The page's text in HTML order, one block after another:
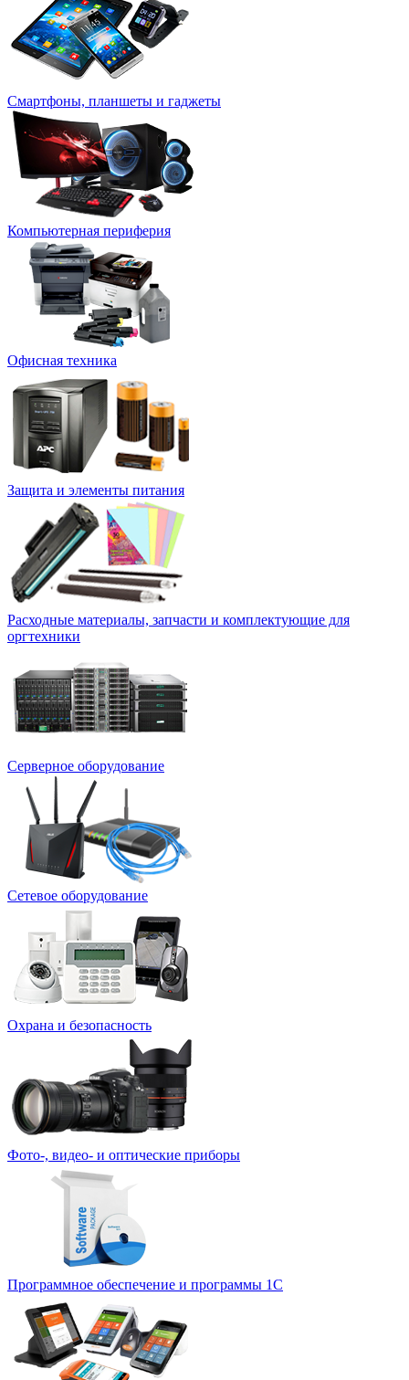
Смартфоны, планшеты и гаджеты
Компьютерная периферия
Офисная техника
Защита и элементы питания
Расходные материалы, запчасти и комплектующие для
оргтехники
Серверное оборудование
Сетевое оборудование
Охрана и безопасность
Фото-, видео- и оптические приборы
Программное обеспечение и программы 1С